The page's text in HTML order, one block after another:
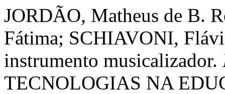
JORDÃO, Matheus de B.
Fátima; SCHIAVONI,
instrumento musicalizador.
TECNOLOGIAS NA